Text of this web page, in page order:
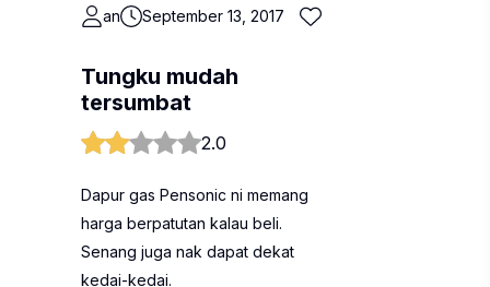
an September 13, 2017
Tungku mudah
tersumbat
2.0
Dapur gas Pensonic ni memang
harga berpatutan kalau beli.
Senang juga nak dapat dekat
kedai-kedai.